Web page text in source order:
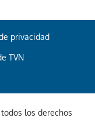
boletín.
ACEPTAR
privacidad
TVN
los derechos